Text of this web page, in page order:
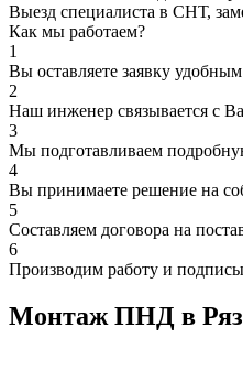
Выезд специалиста в СНТ,
Как мы работаем?
1
Вы оставляете заявку
2
Наш инженер связывается с
3
Мы подготавливаем
4
Вы принимаете решение на
5
Составляем договора на
6
Производим работу и
Монтаж ПНД в